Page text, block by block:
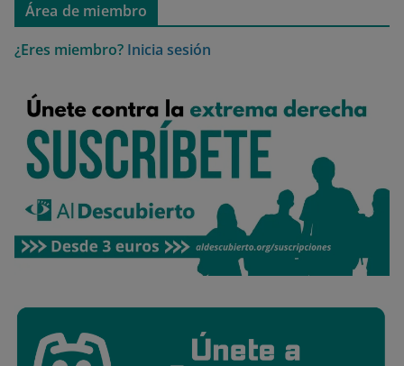
Área de miembro
¿Eres miembro? Inicia sesión